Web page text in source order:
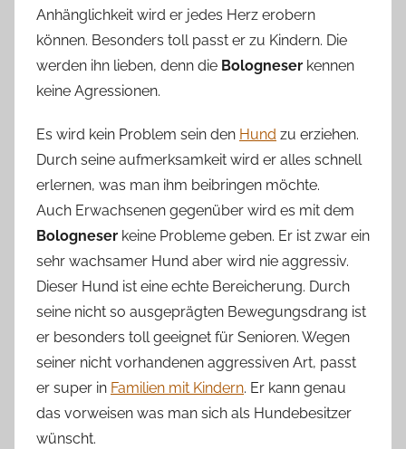
Anhänglichkeit wird er jedes Herz erobern
können. Besonders toll passt er zu Kindern. Die
werden ihn lieben, denn die Bologneser kennen
keine Agressionen.
Es wird kein Problem sein den Hund zu erziehen.
Durch seine aufmerksamkeit wird er alles schnell
erlernen, was man ihm beibringen möchte.
Auch Erwachsenen gegenüber wird es mit dem
Bologneser keine Probleme geben. Er ist zwar ein
sehr wachsamer Hund aber wird nie aggressiv.
Dieser Hund ist eine echte Bereicherung. Durch
seine nicht so ausgeprägten Bewegungsdrang ist
er besonders toll geeignet für Senioren. Wegen
seiner nicht vorhandenen aggressiven Art, passt
er super in Familien mit Kindern. Er kann genau
das vorweisen was man sich als Hundebesitzer
wünscht.